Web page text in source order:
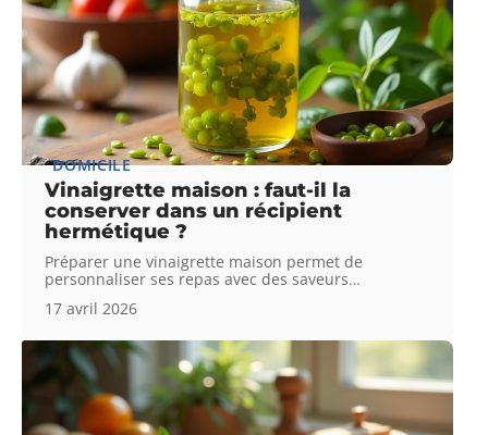
DOMICILE
Vinaigrette maison : faut-il la
conserver dans un récipient
hermétique ?
Préparer une vinaigrette maison permet de
personnaliser ses repas avec des saveurs…
17 avril 2026